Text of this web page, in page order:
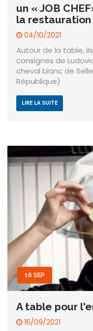
un « JOB
la restauration
04/10/2021
Autour de la table,
consignes de
cheval blanc de
République)
LIRE LA SUITE
16 SEP
A table pour
16/09/2021